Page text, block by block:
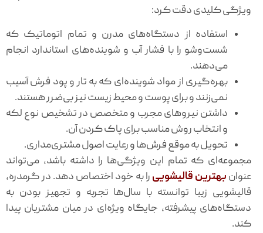
ویژگی کلیدی دقت کرد:
استفاده از دستگاه‌های مدرن و تمام اتوماتیک که
شست‌وشو را با فشار آب و شوینده‌های استاندارد انجام
می‌دهند.
بهره‌گیری از مواد شوینده‌ای که به تار و پود فرش آسیب
نمی‌زنند و برای پوست و محیط زیست نیز بی‌ضرر هستند.
داشتن نیروهای مجرب و متخصص در تشخیص نوع لکه
و انتخاب روش مناسب برای پاک کردن آن.
تحویل به موقع فرش‌ها و رعایت اصول مشتری‌مداری.
مجموعه‌ای که تمام این ویژگی‌ها را داشته باشد، می‌تواند
عنوان بهترین قالیشویی را به خود اختصاص دهد. در گرمدره،
قالیشویی زیبا توانسته با سال‌ها تجربه و تجهیز بودن به
دستگاه‌های پیشرفته، جایگاه ویژه‌ای در میان مشتریان پیدا
کند.